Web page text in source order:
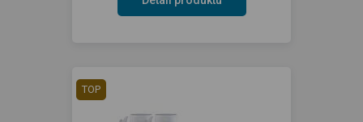
TOP